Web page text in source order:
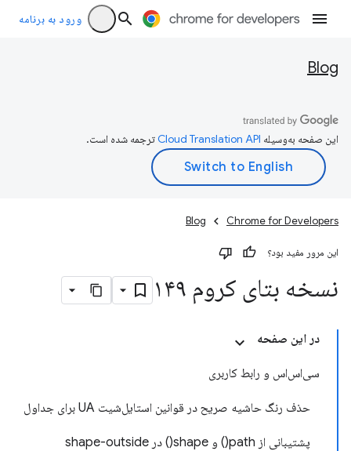
ورود به برنامه
Blog
این صفحه به‌وسیله ترجمه شده است.
Chrome for Developers
Blog
این مرور مفید بود؟
نسخه بتای کروم ۱۴۹
در این صفحه
سی‌اس‌اس و رابط کاربری
حذف رنگ حاشیه صریح در قوانین استایل‌شیت UA برای جداول
پشتیبانی از path() و shape() در shape-outside